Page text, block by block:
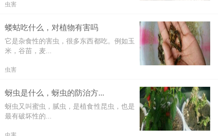
虫害
蝼蛄吃什么，对植物有害吗
它是杂食性的害虫，很多东西都吃。例如玉
米，谷苗，麦...
虫害
蚜虫是什么，蚜虫的防治方...
蚜虫又叫蜜虫，腻虫，是植食性昆虫，也是
最有破坏性的...